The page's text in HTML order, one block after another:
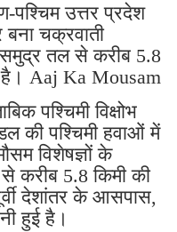
पश्चिम उत्तर प्रदेश
चक्रवाती
तल से करीब 5.8
Aaj Ka Mousam
पश्चिमी विक्षोभ
की पश्चिमी हवाओं में
विशेषज्ञों के
करीब 5.8 किमी की
देशांतर के आसपास,
हुई है।